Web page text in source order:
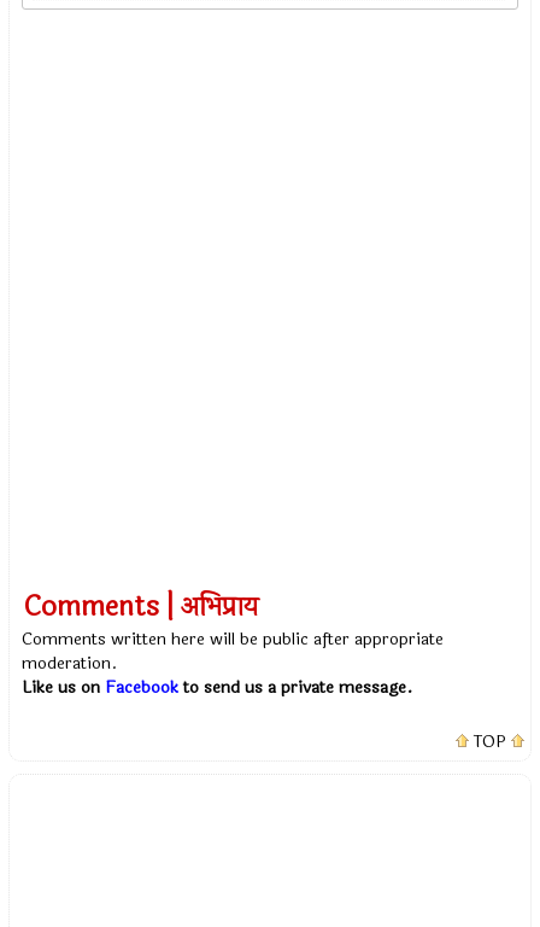
Comments | अभिप्राय
Comments written here will be public after appropriate
moderation.
Like us on Facebookto send us a private message.
TOP